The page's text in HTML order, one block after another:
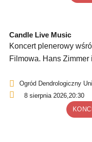
Candle Live Music
Koncert plenerowy
Filmowa. Hans Zimmer
Ogród Dendrologiczny
8 sierpnia 2026,20:30